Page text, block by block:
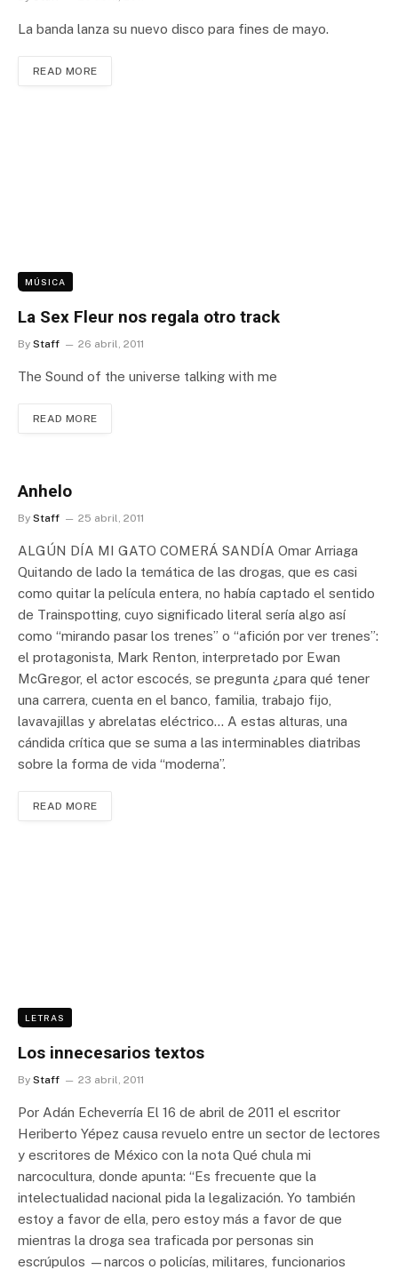
La banda lanza su nuevo disco para fines de mayo.
READ MORE
MÚSICA
La Sex Fleur nos regala otro track
By Staff 26 abril, 2011
The Sound of the universe talking with me
READ MORE
Anhelo
By Staff 25 abril, 2011
ALGÚN DÍA MI GATO COMERÁ SANDÍA Omar Arriaga
Quitando de lado la temática de las drogas, que es casi
como quitar la película entera, no había captado el sentido
de Trainspotting, cuyo significado literal sería algo así
como “mirando pasar los trenes” o “afición por ver trenes”:
el protagonista, Mark Renton, interpretado por Ewan
McGregor, el actor escocés, se pregunta ¿para qué tener
una carrera, cuenta en el banco, familia, trabajo fijo,
lavavajillas y abrelatas eléctrico… A estas alturas, una
cándida crítica que se suma a las interminables diatribas
sobre la forma de vida “moderna”.
READ MORE
LETRAS
Los innecesarios textos
By Staff 23 abril, 2011
Por Adán Echeverría El 16 de abril de 2011 el escritor
Heriberto Yépez causa revuelo entre un sector de lectores
y escritores de México con la nota Qué chula mi
narcocultura, donde apunta: “Es frecuente que la
intelectualidad nacional pida la legalización. Yo también
estoy a favor de ella, pero estoy más a favor de que
mientras la droga sea traficada por personas sin
escrúpulos —narcos o policías, militares, funcionarios